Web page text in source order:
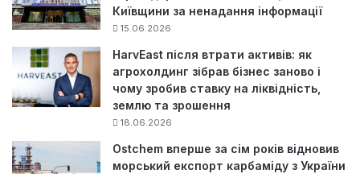
Київщини за ненадання інформації
15.06.2026
HarvEast після втрати активів: як
агрохолдинг зібрав бізнес заново і
чому зробив ставку на ліквідність,
землю та зрошення
18.06.2026
Ostchem вперше за сім років відновив
морський експорт карбаміду з України